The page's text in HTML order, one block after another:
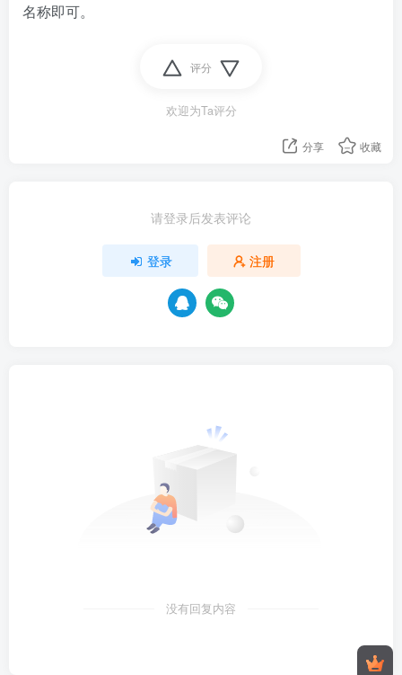
名称即可。
评分
欢迎为Ta评分
分享 收藏
请登录后发表评论
登录 注册
没有回复内容